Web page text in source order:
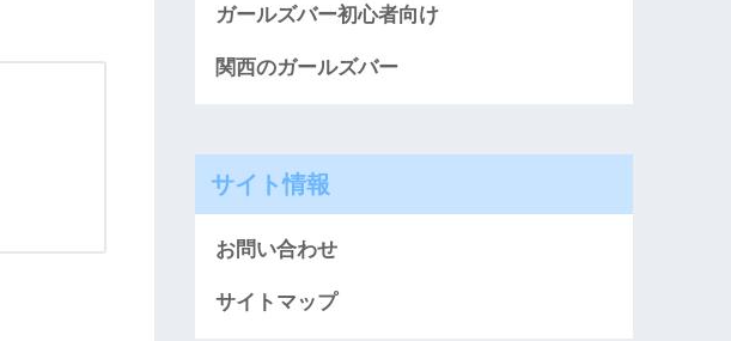
ガールズバー初心者向け
関西のガールズバー
サイト情報
お問い合わせ
サイトマップ